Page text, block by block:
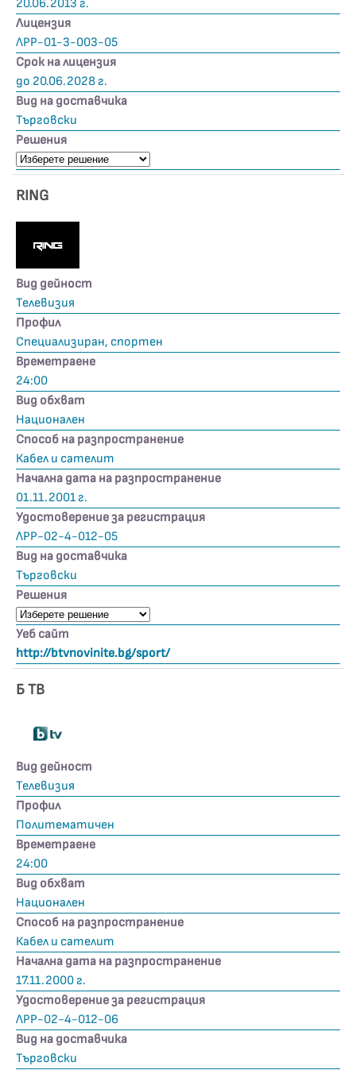
20.06.2013 г.
Лицензия
ЛРР-01-3-003-05
Срок на лицензия
до 20.06.2028 г.
Вид на доставчика
Търговски
Решения
RING
Вид дейност
Телевизия
Профил
Специализиран, спортен
Времетраене
24:00
Вид обхват
Национален
Способ на разпространение
Кабел и сателит
Начална дата на разпространение
01.11.2001 г.
Удостоверение за регистрация
ЛРР-02-4-012-05
Вид на доставчика
Търговски
Решения
Уеб сайт
http://btvnovinite.bg/sport/
Б ТВ
Вид дейност
Телевизия
Профил
Политематичен
Времетраене
24:00
Вид обхват
Национален
Способ на разпространение
Кабел и сателит
Начална дата на разпространение
17.11.2000 г.
Удостоверение за регистрация
ЛРР-02-4-012-06
Вид на доставчика
Търговски